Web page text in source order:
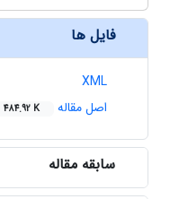
فایل ها
XML
اصل مقاله
484.92 K
سابقه مقاله